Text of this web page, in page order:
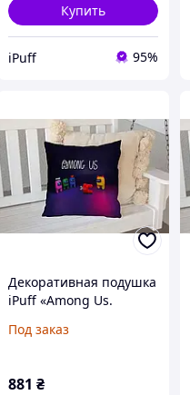
Купить
iPuff 95%
Декоративная подушка
iPuff «Among Us.
флок, с печатью с
Под заказ
881 ₴